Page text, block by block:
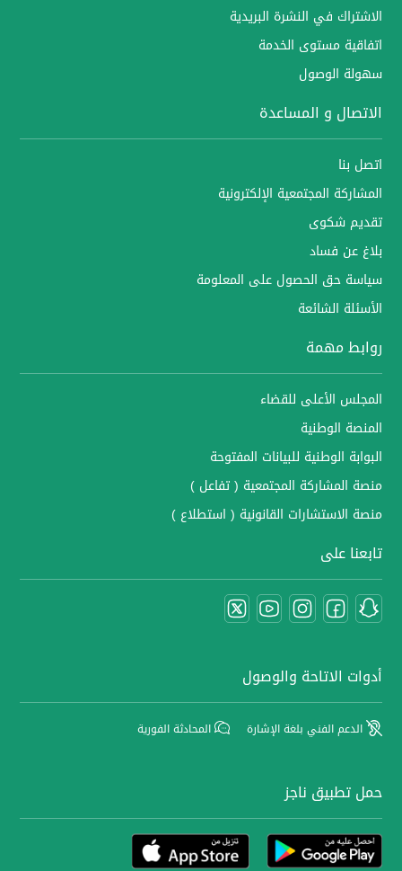
الاشتراك في النشرة البريدية
اتفاقية مستوى الخدمة
سهولة الوصول
الاتصال و المساعدة
اتصل بنا
المشاركة المجتمعية الإلكترونية
تقديم شكوى
بلاغ عن فساد
سياسة حق الحصول على المعلومة
الأسئلة الشائعة
روابط مهمة
المجلس الأعلى للقضاء
المنصة الوطنية
البوابة الوطنية للبيانات المفتوحة
منصة المشاركة المجتمعية ( تفاعل )
منصة الاستشارات القانونية ( استطلاع )
تابعنا على
أدوات الاتاحة والوصول
الدعم الفني بلغة الإشارة المحادثة الفورية
حمل تطبيق ناجز